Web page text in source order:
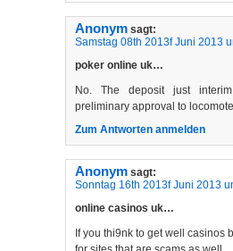
Anonym sagt:
Samstag 08th 2013f Juni 2013
poker online uk…
No. The deposit just
preliminary approval to
Zum Antworten anmelden
Anonym sagt:
Sonntag 16th 2013f Juni 2013
online casinos uk…
If you thi9nk to get well casinos